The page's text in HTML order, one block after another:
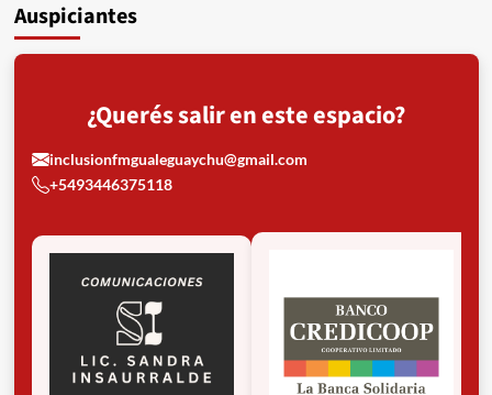
Auspiciantes
¿Querés salir en este espacio?
inclusionfmgualeguaychu@gmail.com
+5493446375118